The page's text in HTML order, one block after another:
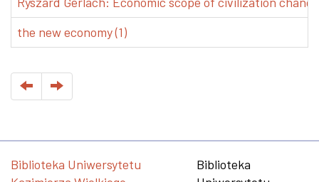
the new economy (1)
Biblioteka Uniwersytetu
Biblioteka